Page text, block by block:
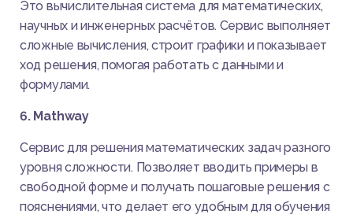
Это вычислительная система для математических,
научных и инженерных расчётов. Сервис выполняет
сложные вычисления, строит графики и показывает
ход решения, помогая работать с данными и
формулами.
6. Mathway
Сервис для решения математических задач разного
уровня сложности. Позволяет вводить примеры в
свободной форме и получать пошаговые решения с
пояснениями, что делает его удобным для обучения